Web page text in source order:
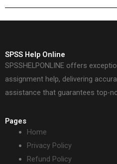
SPSS Help Online
SPSSHELPONLINE offers
assignment help, delivering
assistance that guarantees top-
Pages
Home
Privacy Policy
Refund Policy